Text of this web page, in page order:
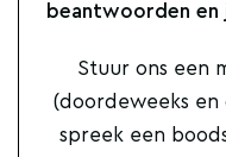
beantwoorden en
Stuur ons een
(doordeweeks en
spreek een